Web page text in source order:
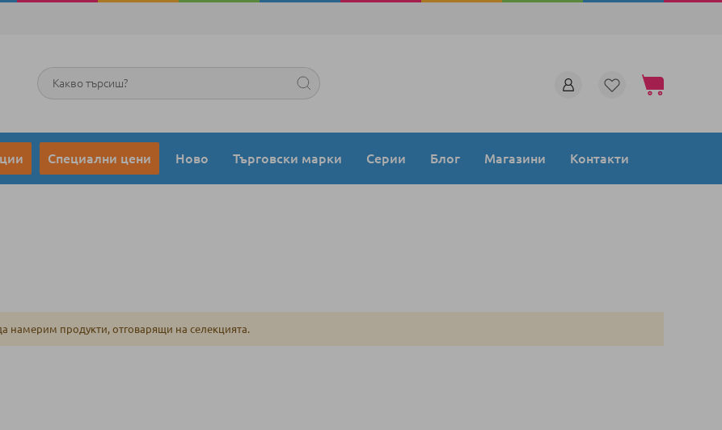
Моята количка
Търсене
Специални цени Ново Търговски марки Серии Блог Магазини Контакти
намерим продукти, отговарящи на селекцията.